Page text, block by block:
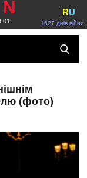
N
1627 днів війни
RU
(фото)